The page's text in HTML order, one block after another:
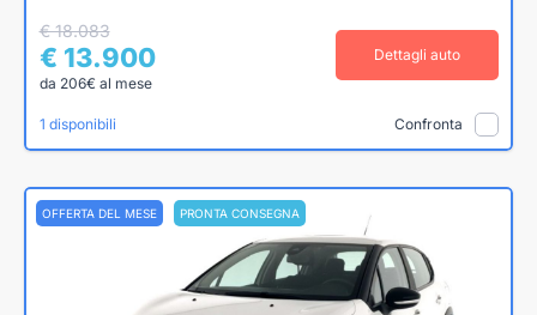
€ 18.083
€ 13.900
da 206€ al mese
Dettagli auto
1 disponibili Confronta
OFFERTA DEL MESE PRONTA CONSEGNA